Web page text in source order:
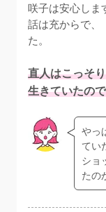
咲子は安心しま
話は充からで、
た。
直人はこっそ
生きていたの
やっ
てい
ショ
たの